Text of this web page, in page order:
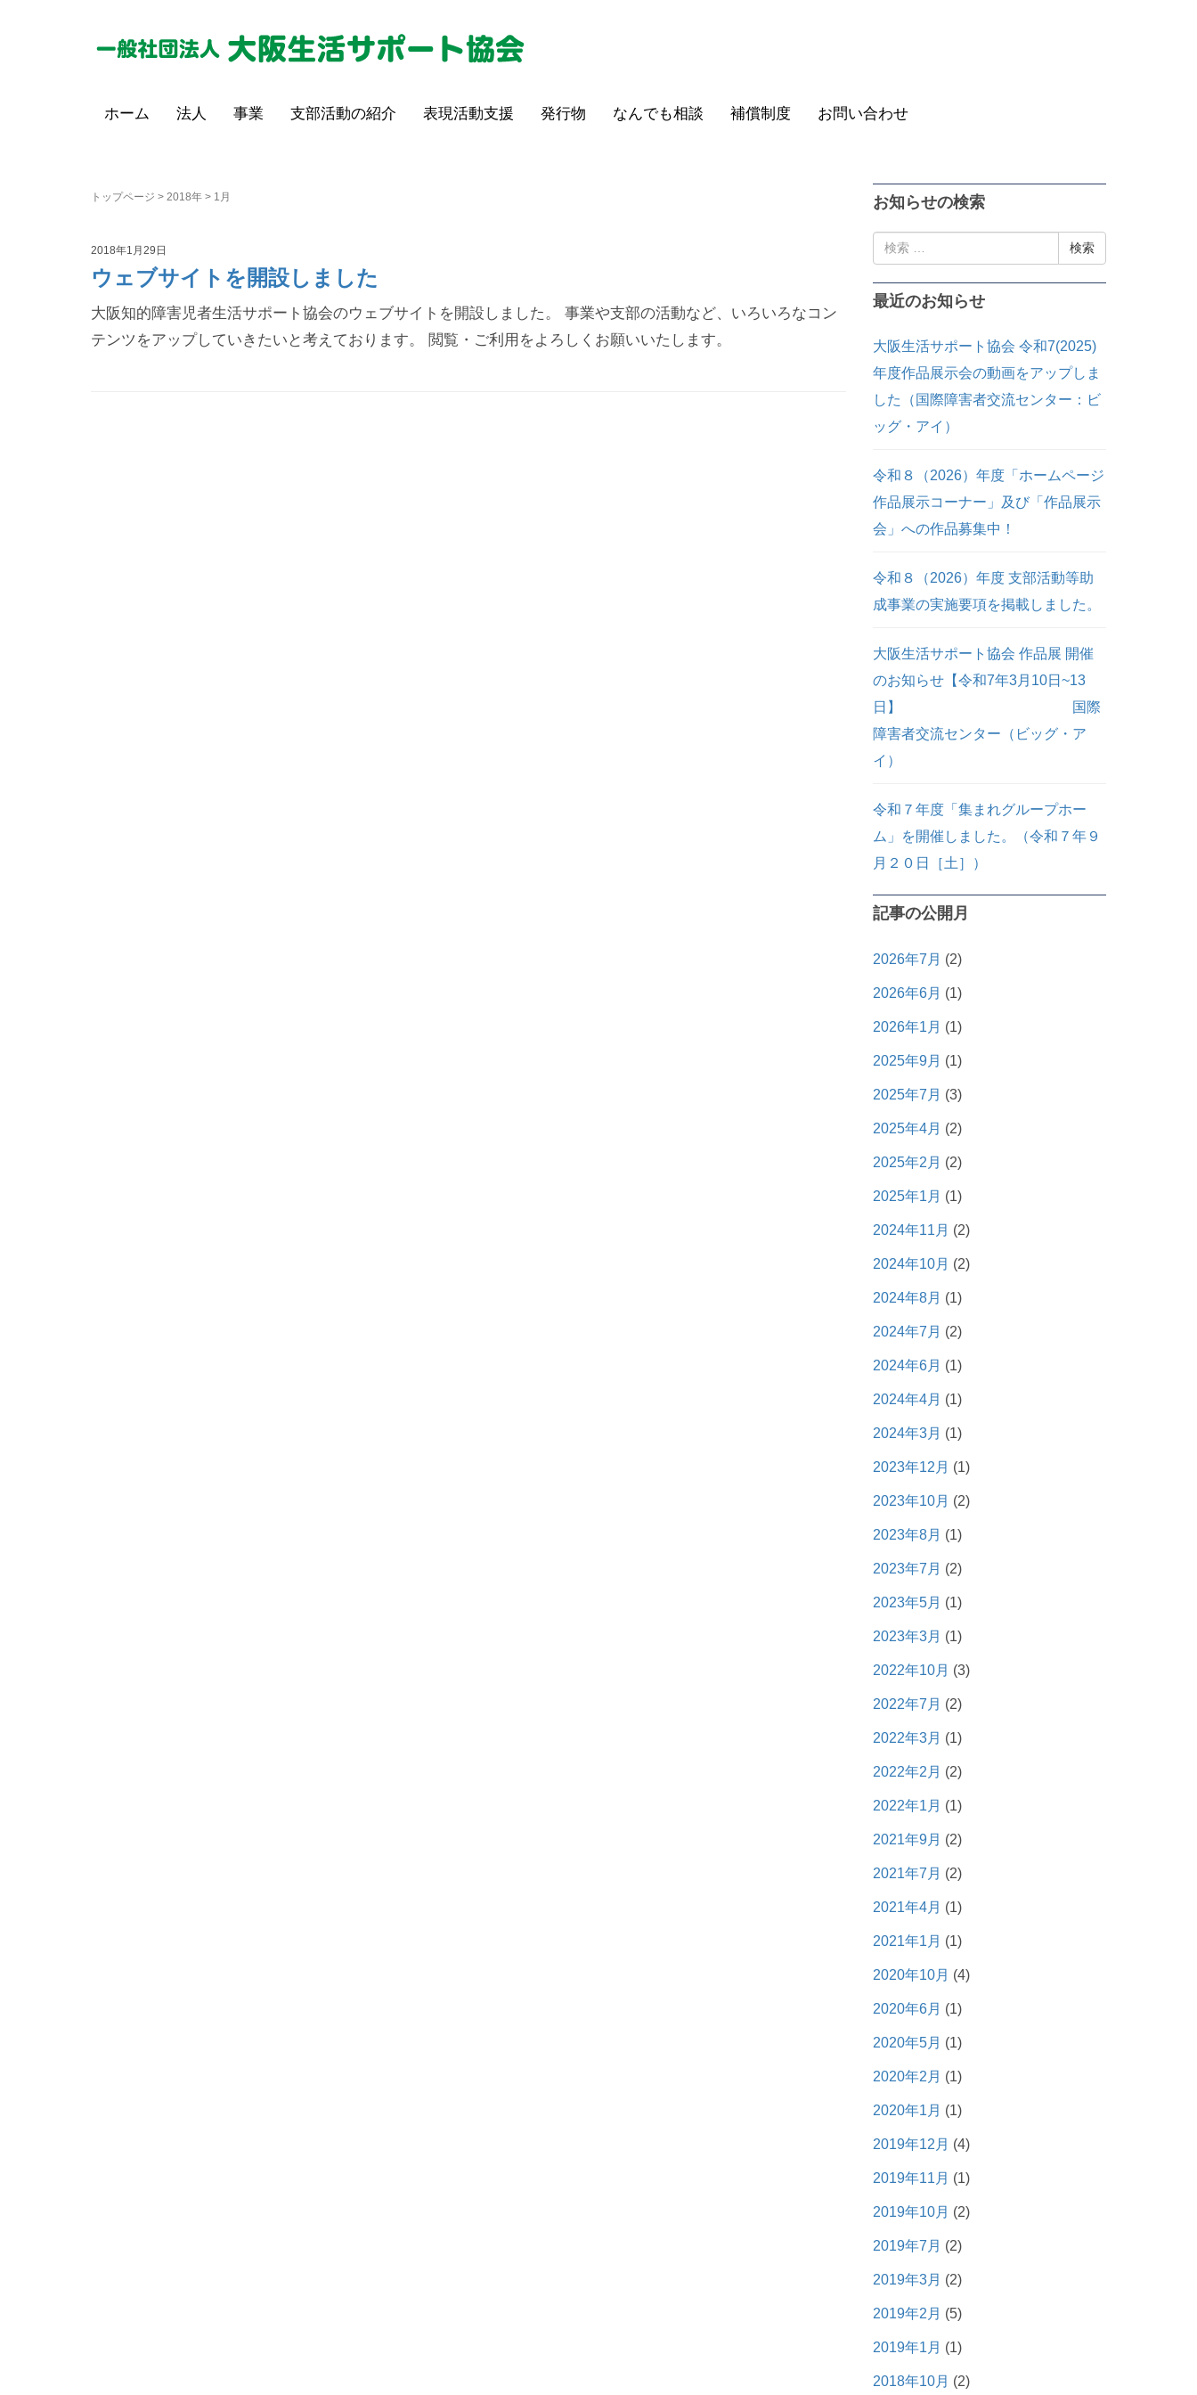
ホーム 法人 事業 支部活動の紹介 表現活動支援 発行物 なんでも相談 補償制度 お問い合わせ
トップページ > 2018年 > 1月
2018年1月29日
ウェブサイトを開設しました
大阪知的障害児者生活サポート協会のウェブサイトを開設しました。 事業や支部の活動など、いろいろなコン
テンツをアップしていきたいと考えております。 閲覧・ご利用をよろしくお願いいたします。
お知らせの検索
検
最近のお知らせ
大阪生活サポート協会 令和7(2025)
年度作品展示会の動画をアップしま
した（国際障害者交流センター：ビ
ッグ・アイ）
令和８（2026）年度「ホームページ
作品展示コーナー」及び「作品展示
会」への作品募集中！
令和８（2026）年度 支部活動等助
成事業の実施要項を掲載しました。
大阪生活サポート協会 作品展 開催
のお知らせ【令和7年3月10日~13
日】 国際
障害者交流センター（ビッグ・ア
イ）
令和７年度「集まれグループホー
ム」を開催しました。（令和７年９
月２０日［土］）
記事の公開月
2026年7月 (2)
2026年6月 (1)
2026年1月 (1)
2025年9月 (1)
2025年7月 (3)
2025年4月 (2)
2025年2月 (2)
2025年1月 (1)
2024年11月 (2)
2024年10月 (2)
2024年8月 (1)
2024年7月 (2)
2024年6月 (1)
2024年4月 (1)
2024年3月 (1)
2023年12月 (1)
2023年10月 (2)
2023年8月 (1)
2023年7月 (2)
2023年5月 (1)
2023年3月 (1)
2022年10月 (3)
2022年7月 (2)
2022年3月 (1)
2022年2月 (2)
2022年1月 (1)
2021年9月 (2)
2021年7月 (2)
2021年4月 (1)
2021年1月 (1)
2020年10月 (4)
2020年6月 (1)
2020年5月 (1)
2020年2月 (1)
2020年1月 (1)
2019年12月 (4)
2019年11月 (1)
2019年10月 (2)
2019年7月 (2)
2019年3月 (2)
2019年2月 (5)
2019年1月 (1)
2018年10月 (2)